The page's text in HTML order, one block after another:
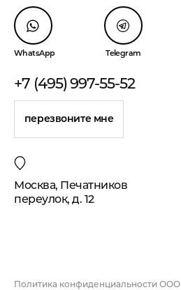
WhatsApp Telegram
+7 (495) 997-55-52
перезвоните мне
Москва, Печатников
переулок, д. 12
Политика конфиденциальности ООО